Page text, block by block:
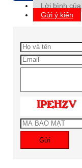
Lời bình
Gửi ý kiến
Gửi